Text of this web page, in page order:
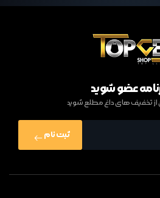
عضو شوید
از تخفیف های داغ مطلع شوید
ثبت نام